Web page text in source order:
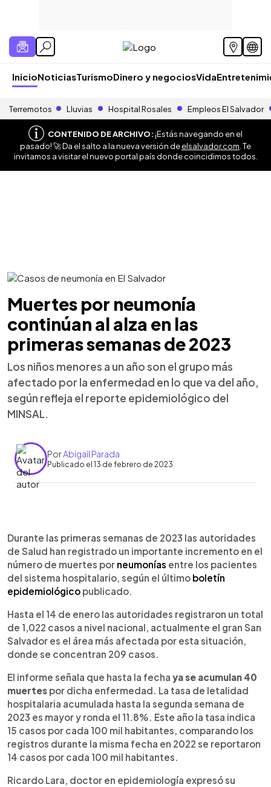
InicioNoticiasTurismoDinero y negociosVida
Terremotos Lluvias Hospital Rosales Empleos El Salvador
CONTENIDO DE ARCHIVO:¡Estás navegando en el
pasado! 🚀 Da el salto a la nueva versión deelsalvador.com . Te
invitamos a visitar el nuevo portal país donde coincidimos todos.
Muertes por neumonía
continúan al alza en las
primeras semanas de 2023
Los niños menores a un año son el grupo más
afectado por la enfermedad en lo que va del año,
según refleja el reporte epidemiológico del
MINSAL.
PorAbigail Parada
Publicado el 13 de febrero de 2023
► Escuchar artículo
Durante las primeras semanas de 2023 las autoridades
de Salud han registrado un importante incremento en el
número de muertes por neumonías entre los pacientes
del sistema hospitalario, según el último boletín
epidemiológico publicado.
Hasta el 14 de enero las autoridades registraron un total
de 1,022 casos a nivel nacional, actualmente el gran San
Salvador es el área más afectada por esta situación,
donde se concentran 209 casos.
El informe señala que hasta la fecha ya se acumulan 40
muertes por dicha enfermedad. La tasa de letalidad
hospitalaria acumulada hasta la segunda semana de
2023 es mayor y ronda el 11.8%. Este año la tasa indica
15 casos por cada 100 mil habitantes, comparando los
registros durante la misma fecha en 2022 se reportaron
14 casos por cada 100 mil habitantes.
Ricardo Lara, doctor en epidemiología expresó su